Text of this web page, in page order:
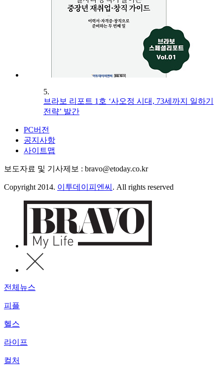
5.
브라보 리포트 1호 ‘사오정 시대, 73세까지 일하기
전략’ 발간
PC버전
공지사항
사이트맵
보도자료 및 기사제보 : bravo@etoday.co.kr
Copyright 2014. 이투데이피엔씨 . All rights reserved
전체뉴스
피플
헬스
라이프
컬처